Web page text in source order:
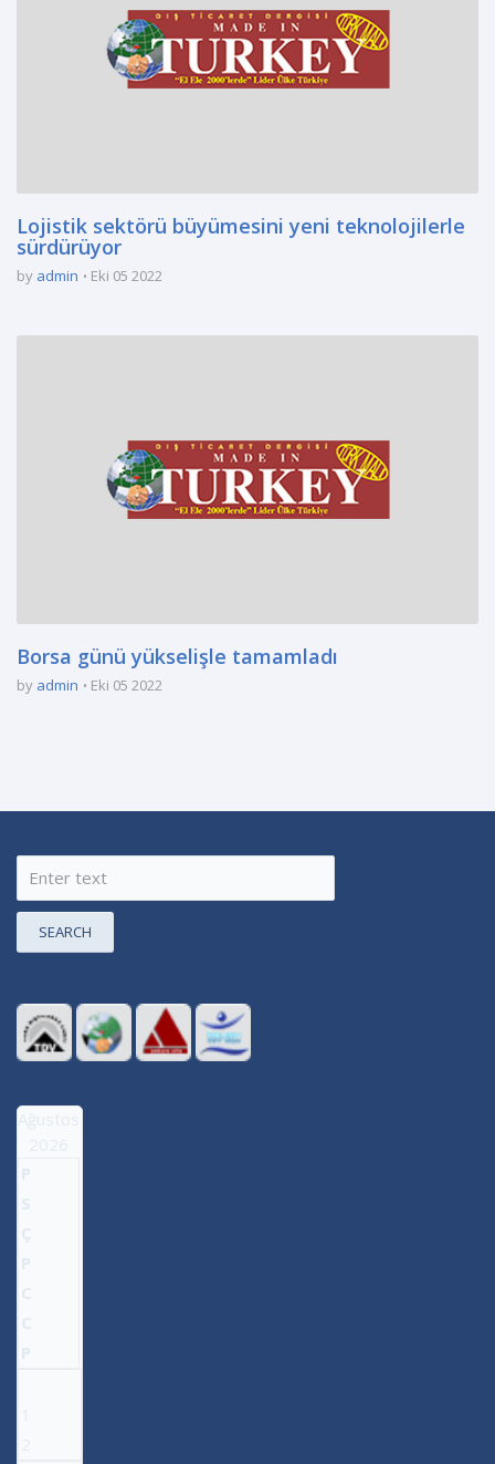
Lojistik sektörü büyümesini yeni teknolojilerle
sürdürüyor
by admin Eki 05 2022
Borsa günü yükselişle tamamladı
by admin Eki 05 2022
SEARCH
Ağustos
2026
P
S
Ç
P
C
C
P
1
2